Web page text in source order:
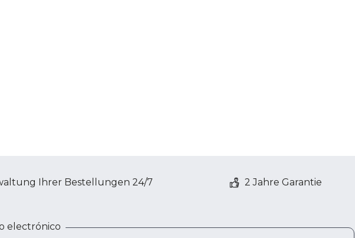
Ihrer Bestellungen 24/7 2 Jahre Garantie
electrónico